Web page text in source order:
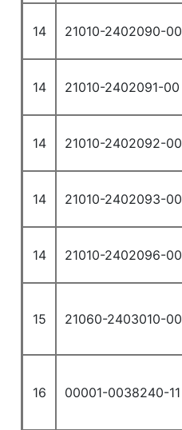
14 21010-2402090-00
14 21010-2402091-00
14 21010-2402092-00
14 21010-2402093-00
14 21010-2402096-00
15 21060-2403010-00
16 00001-0038240-11